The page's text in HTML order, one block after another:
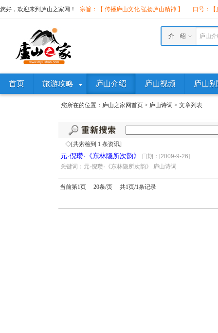
您好，欢迎来到庐山之家网！ 宗旨：【 传播庐山文化 弘扬庐山精神 】 口号：
庐山
介 绍
首页 旅游攻略 庐山介绍 庐山视频 庐山
您所在的位置： 庐山之家网首页 > 庐山诗词 > 文章列表
◇[共索检到 1 条资讯]
·元·倪瓒·《东林隐所次韵》
日期：[2009-9-26]
关键词：元·倪瓒·《东林隐所次韵》 庐山诗词
当前第1页 20条/页 共1页/1条记录